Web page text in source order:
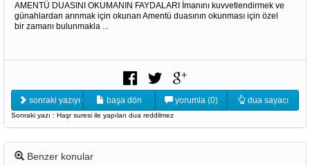
AMENTÜ DUASINI OKUMANIN FAYDALARI İmanını kuvvetlendirmek ve
günahlardan arınmak için okunan Amentü duasının okunması için özel
bir zamanı bulunmakla ...
sonraki yazıyı oku başa dön yorumla (0) dua sayacı
Sonraki yazı : Haşr suresi ile yapılan dua reddilmez
Benzer konular